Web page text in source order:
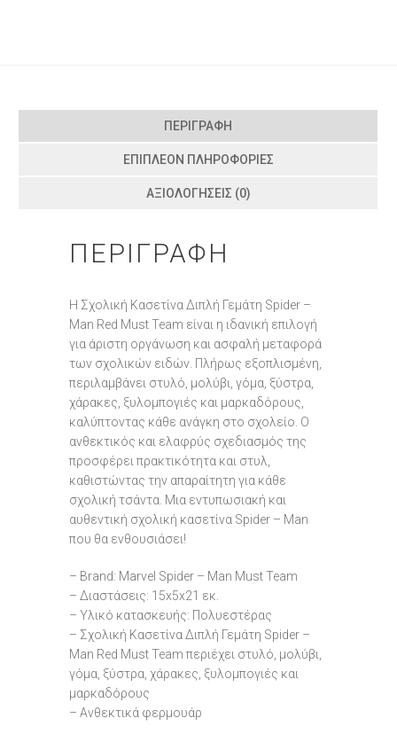
ΠΕΡΙΓΡΑΦΉ
ΕΠΙΠΛΈΟΝ ΠΛΗΡΟΦΟΡΊΕΣ
ΑΞΙΟΛΟΓΉΣΕΙΣ (0)
ΠΕΡΙΓΡΑΦΉ
Η Σχολική Κασετίνα Διπλή Γεμάτη Spider –
Man Red Must Team είναι η ιδανική επιλογή
για άριστη οργάνωση και ασφαλή μεταφορά
των σχολικών ειδών. Πλήρως εξοπλισμένη,
περιλαμβάνει στυλό, μολύβι, γόμα, ξύστρα,
χάρακες, ξυλομπογιές και μαρκαδόρους,
καλύπτοντας κάθε ανάγκη στο σχολείο. Ο
ανθεκτικός και ελαφρύς σχεδιασμός της
προσφέρει πρακτικότητα και στυλ,
καθιστώντας την απαραίτητη για κάθε
σχολική τσάντα. Μια εντυπωσιακή και
αυθεντική σχολική κασετίνα Spider – Man
που θα ενθουσιάσει!
– Brand: Marvel Spider – Man Must Team
– Διαστάσεις: 15x5x21 εκ.
– Υλικό κατασκευής: Πολυεστέρας
– Σχολική Κασετίνα Διπλή Γεμάτη Spider –
Man Red Must Team περιέχει στυλό, μολύβι,
γόμα, ξύστρα, χάρακες, ξυλομπογιές και
μαρκαδόρους
– Ανθεκτικά φερμουάρ